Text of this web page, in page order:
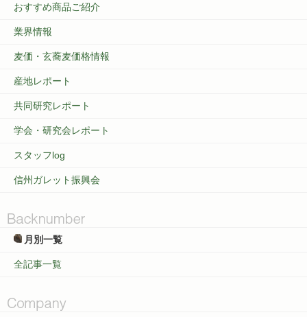
おすすめ商品ご紹介
業界情報
麦価・玄蕎麦価格情報
産地レポート
共同研究レポート
学会・研究会レポート
スタッフlog
信州ガレット振興会
月別一覧
全記事一覧